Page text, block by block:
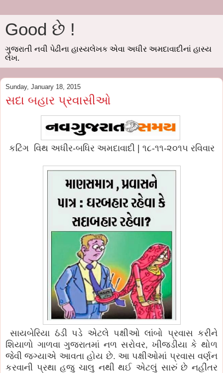
Good છે !
ગુજરાતી નવી પેઢીના હાસ્યલેખક એવા અધીર અમદાવાદીનાં હાસ્ય
લેખ.
Sunday, January 18, 2015
સદા બહાર પ્રવાસીઓ
કટિંગ વિથ અધીર-બધિર અમદાવાદી | ૧૮-૧૧-૨૦૧૫ રવિવાર
સાયબેરિયા ઠંડી પડે એટલે પક્ષીઓ લાંબો પ્રવાસ કરીને
શિયાળો ગાળવા ગુજરાતમાં નળ સરોવર, ખીજડીયા કે થોળ
જેવી જગ્યાએ આવતા હોય છે. આ પક્ષીઓમાં પ્રવાસ વર્ણન
કરવાની પ્રથા હજુ ચાલુ નથી થઈ એટલું સારું છે નહીંતર